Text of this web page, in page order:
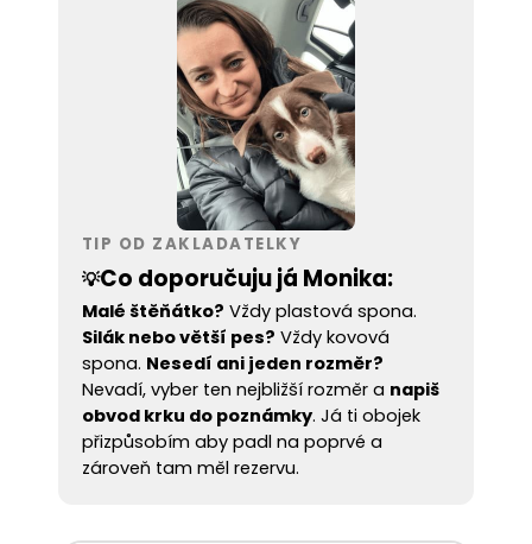
TIP OD ZAKLADATELKY
💡Co doporučuju já Monika:
Malé štěňátko? Vždy plastová spona.
Silák nebo větší pes? Vždy kovová
spona. Nesedí ani jeden rozměr?
Nevadí, vyber ten nejbližší rozměr a napiš
obvod krku do poznámky. Já ti obojek
přizpůsobím aby padl na poprvé a
zároveň tam měl rezervu.